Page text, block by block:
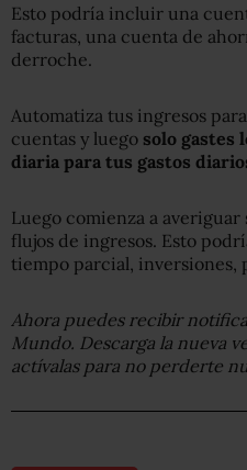
Esto podría incluir una
facturas, una cuenta de
derroche.
Automatiza tus ingresos
cuentas y luego solo gastes
diaria para tus gastos
Luego comienza a
flujos de ingresos. Esto
tiempo parcial, inversiones,
Ahora puedes recibir
Mundo. Descarga la nueva
actívalas para no perderte